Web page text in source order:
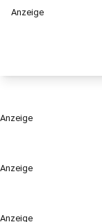
Anzeige
Anzeige
Anzeige
Anzeige